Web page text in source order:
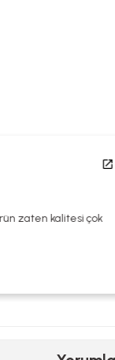
kalitesi çok